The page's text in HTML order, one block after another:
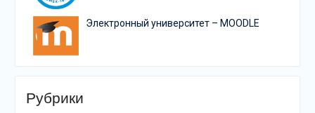
Электронный университет – MOODLE
Рубрики